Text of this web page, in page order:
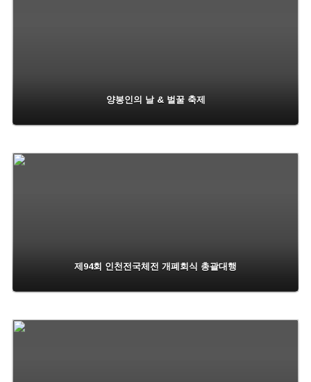
양봉인의 날 & 벌꿀 축제
제94회 인천전국체전 개폐회식 총괄대행